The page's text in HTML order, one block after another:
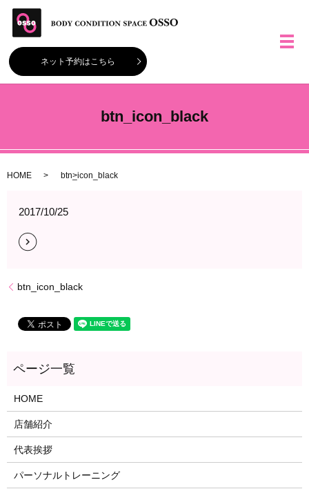
ネット予約はこちら
メ
btn_icon_black
HOME btn_icon_black
2017/10/25
btn_icon_black
HOME
店舗紹介
代表挨拶
パーソナルトレーニング